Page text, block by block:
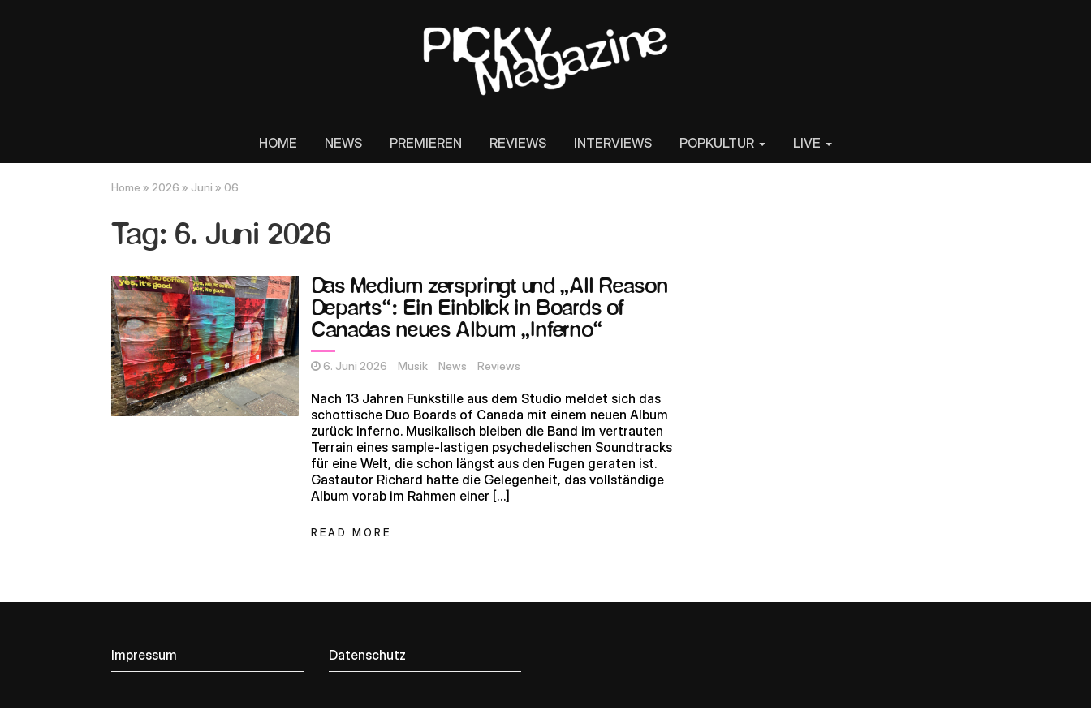
HOME NEWS PREMIEREN REVIEWS INTERVIEWS POPKULTUR LIVE
Home » 2026 » Juni » 06
Tag: 6. Juni 2026
Das Medium zerspringt und „All Reason
Departs“: Ein Einblick in Boards of
Canadas neues Album „Inferno“
6. Juni 2026 Musik News Reviews
Nach 13 Jahren Funkstille aus dem Studio meldet sich das
schottische Duo Boards of Canada mit einem neuen Album
zurück: Inferno. Musikalisch bleiben die Band im vertrauten
Terrain eines sample-lastigen psychedelischen Soundtracks
für eine Welt, die schon längst aus den Fugen geraten ist.
Gastautor Richard hatte die Gelegenheit, das vollständige
Album vorab im Rahmen einer […]
READ MORE
Impressum Datenschutz